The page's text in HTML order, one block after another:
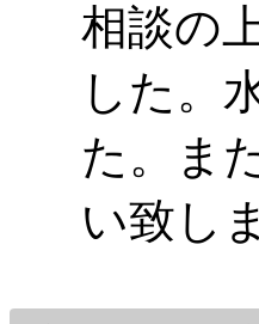
相談の
した。
た。ま
い致し